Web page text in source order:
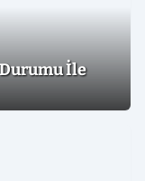
İle